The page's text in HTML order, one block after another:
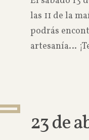
las 11 de la
podrás
artesanía…
23 de